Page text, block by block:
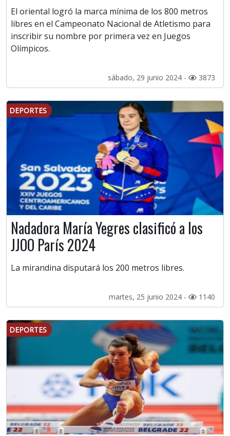
El oriental logró la marca mínima de los 800 metros
libres en el Campeonato Nacional de Atletismo para
inscribir su nombre por primera vez en Juegos
Olímpicos.
sábado, 29 junio 2024 - 3873
DEPORTES
Nadadora María Yegres clasificó a los
JJOO París 2024
La mirandina disputará los 200 metros libres.
martes, 25 junio 2024 - 1140
DEPORTES